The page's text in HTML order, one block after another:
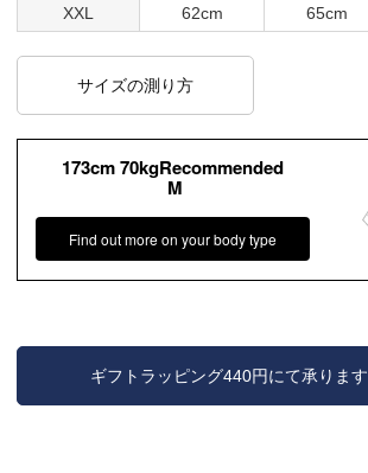
XXL 62cm 65cm
サイズの測り方
173cm 70kgRecommended
M
Find out more on your body type
ギフトラッピング440円にて承ります